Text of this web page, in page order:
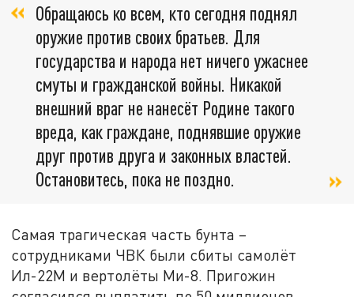
Обращаюсь ко всем, кто сегодня поднял
оружие против своих братьев. Для
государства и народа нет ничего ужаснее
смуты и гражданской войны. Никакой
внешний враг не нанесёт Родине такого
вреда, как граждане, поднявшие оружие
друг против друга и законных властей.
Остановитесь, пока не поздно.
Самая трагическая часть бунта –
сотрудниками ЧВК были сбиты самолёт
Ил-22М и вертолёты Ми-8. Пригожин